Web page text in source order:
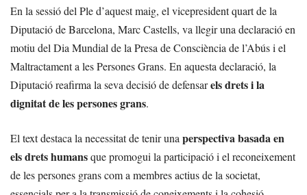
En la sessió del Ple d’aquest maig, el vicepresident quart de la
Diputació de Barcelona, Marc Castells, va llegir una declaració en
motiu del Dia Mundial de la Presa de Consciència de l’Abús i el
Maltractament a les Persones Grans. En aquesta declaració, la
Diputació reafirma la seva decisió de defensarels drets i la
dignitat de les persones grans.
El text destaca la necessitat de tenir una perspectiva basada en
els drets humansque promogui la participació i el reconeixement
de les persones grans com a membres actius de la societat,